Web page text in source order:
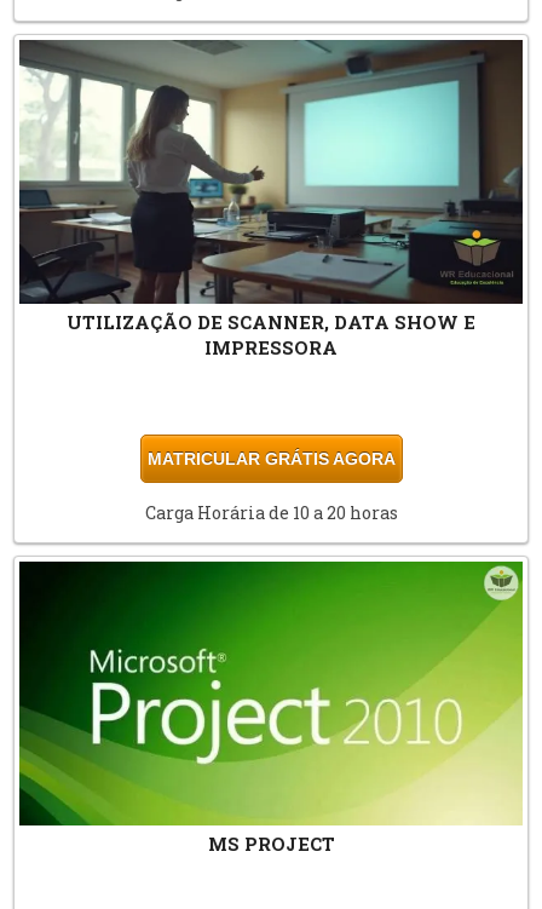
UTILIZAÇÃO DE SCANNER, DATA SHOW E
IMPRESSORA
MATRICULAR GRÁTIS AGORA
Carga Horária de 10 a 20 horas
MS PROJECT